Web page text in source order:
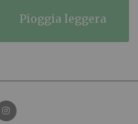
pioggia leggera